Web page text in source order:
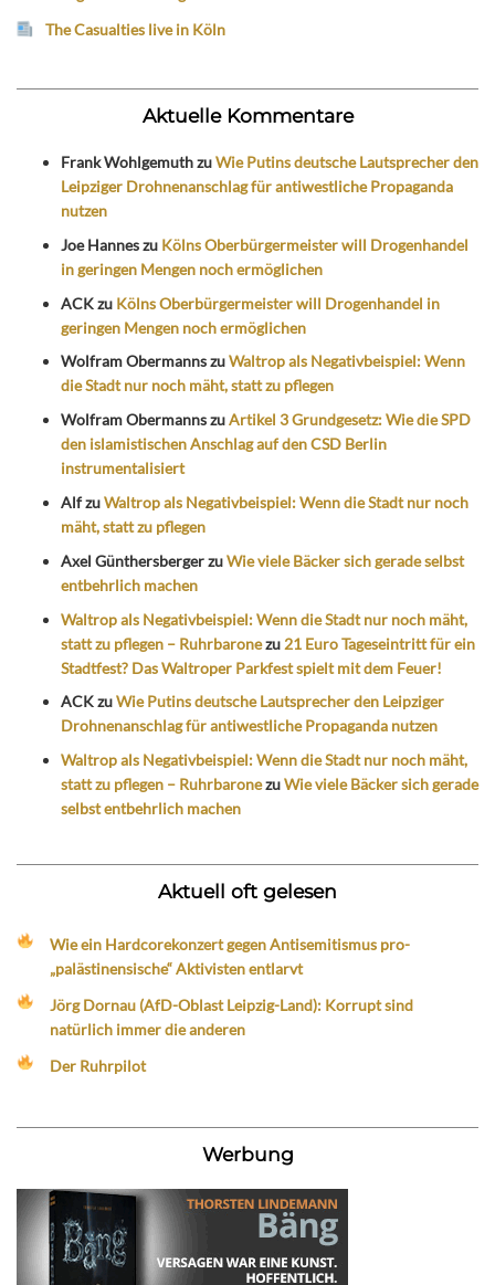
The Casualties live in Köln
Aktuelle Kommentare
Frank WohlgemuthzuWie Putins deutsche Lautsprecher den
Leipziger Drohnenanschlag für antiwestliche Propaganda
nutzen
Joe Hanneszu Kölns Oberbürgermeister will Drogenhandel
in geringen Mengen noch ermöglichen
ACKzu Kölns Oberbürgermeister will Drogenhandel in
geringen Mengen noch ermöglichen
Wolfram ObermannszuWaltrop als Negativbeispiel: Wenn
die Stadt nur noch mäht, statt zu pflegen
Wolfram ObermannszuArtikel 3 Grundgesetz: Wie die SPD
den islamistischen Anschlag auf den CSD Berlin
instrumentalisiert
AlfzuWaltrop als Negativbeispiel: Wenn die Stadt nur noch
mäht, statt zu pflegen
Axel GünthersbergerzuWie viele Bäcker sich gerade selbst
entbehrlich machen
Waltrop als Negativbeispiel: Wenn die Stadt nur noch mäht,
statt zu pflegen – Ruhrbaronezu 21 Euro Tageseintritt für ein
Stadtfest? Das Waltroper Parkfest spielt mit dem Feuer!
ACKzuWie Putins deutsche Lautsprecher den Leipziger
Drohnenanschlag für antiwestliche Propaganda nutzen
Waltrop als Negativbeispiel: Wenn die Stadt nur noch mäht,
statt zu pflegen – RuhrbaronezuWie viele Bäcker sich gerade
selbst entbehrlich machen
Aktuell oft gelesen
Wie ein Hardcorekonzert gegen Antisemitismus pro-
„palästinensische“ Aktivisten entlarvt
Jörg Dornau (AfD-Oblast Leipzig-Land): Korrupt sind
natürlich immer die anderen
Der Ruhrpilot
Werbung